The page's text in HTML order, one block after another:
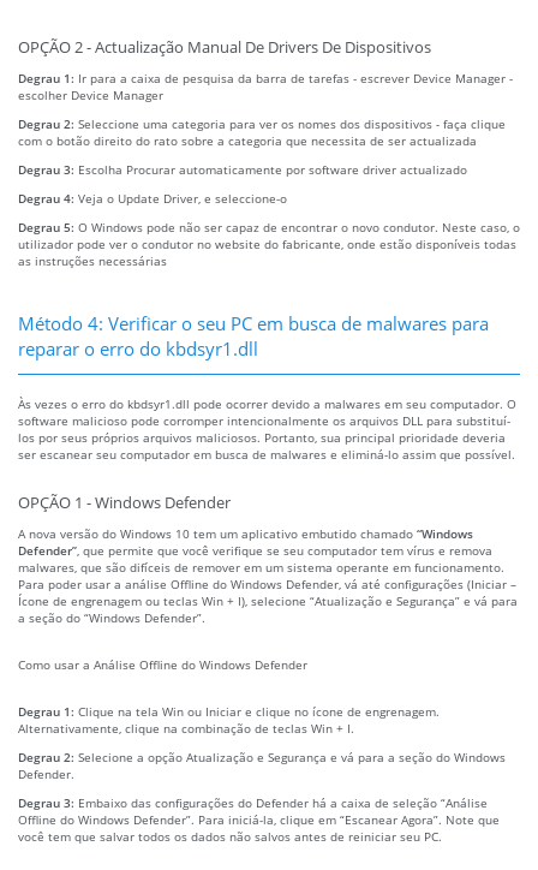
OPÇÃO 2 - Actualização Manual De Drivers De Dispositivos
Degrau 1: Ir para a caixa de pesquisa da barra de tarefas - escrever Device Manager -
escolher Device Manager
Degrau 2: Seleccione uma categoria para ver os nomes dos dispositivos - faça clique
com o botão direito do rato sobre a categoria que necessita de ser actualizada
Degrau 3: Escolha Procurar automaticamente por software driver actualizado
Degrau 4: Veja o Update Driver, e seleccione-o
Degrau 5: O Windows pode não ser capaz de encontrar o novo condutor. Neste caso, o
utilizador pode ver o condutor no website do fabricante, onde estão disponíveis todas
as instruções necessárias
Método 4: Verificar o seu PC em busca de malwares para
reparar o erro do kbdsyr1.dll
Às vezes o erro do kbdsyr1.dll pode ocorrer devido a malwares em seu computador. O
software malicioso pode corromper intencionalmente os arquivos DLL para substituí-
los por seus próprios arquivos maliciosos. Portanto, sua principal prioridade deveria
ser escanear seu computador em busca de malwares e eliminá-lo assim que possível.
OPÇÃO 1 - Windows Defender
A nova versão do Windows 10 tem um aplicativo embutido chamado “Windows
Defender” , que permite que você verifique se seu computador tem vírus e remova
malwares, que são difíceis de remover em um sistema operante em funcionamento.
Para poder usar a análise Offline do Windows Defender, vá até configurações (Iniciar –
Ícone de engrenagem ou teclas Win + I), selecione “Atualização e Segurança” e vá para
a seção do “Windows Defender”.
Como usar a Análise Offline do Windows Defender
Degrau 1: Clique na tela Win ou Iniciar e clique no ícone de engrenagem.
Alternativamente, clique na combinação de teclas Win + I.
Degrau 2: Selecione a opção Atualização e Segurança e vá para a seção do Windows
Defender.
Degrau 3: Embaixo das configurações do Defender há a caixa de seleção “Análise
Offline do Windows Defender”. Para iniciá-la, clique em “Escanear Agora”. Note que
você tem que salvar todos os dados não salvos antes de reiniciar seu PC.